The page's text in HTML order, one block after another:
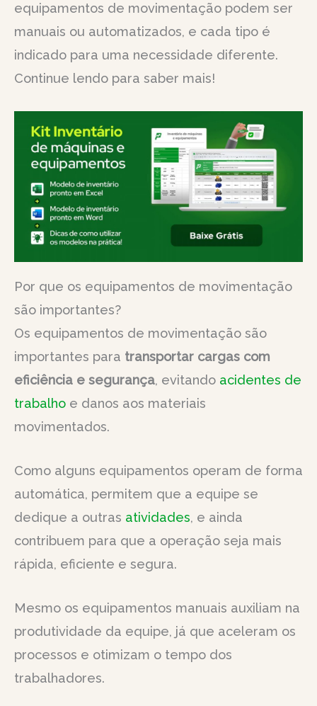
equipamentos de movimentação podem ser
manuais ou automatizados, e cada tipo é
indicado para uma necessidade diferente.
Continue lendo para saber mais!
Por que os equipamentos de movimentação
são importantes?
Os equipamentos de movimentação são
importantes para transportar cargas com
eficiência e segurança, evitando acidentes de
trabalho e danos aos materiais
movimentados.
Como alguns equipamentos operam de forma
automática, permitem que a equipe se
dedique a outras atividades, e ainda
contribuem para que a operação seja mais
rápida, eficiente e segura.
Mesmo os equipamentos manuais auxiliam na
produtividade da equipe, já que aceleram os
processos e otimizam o tempo dos
trabalhadores.